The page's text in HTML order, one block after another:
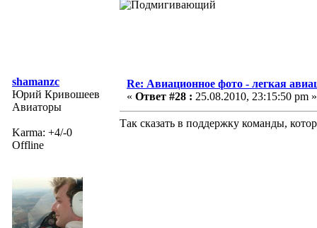
shamanzc
Юрий Кривошеев
Авиаторы
Karma: +4/-0
Offline
Re: Авиационное фото - легкая
« Ответ #28 : 25.08.2010, 23:15:50 pm »
Так сказать в поддержку команды,